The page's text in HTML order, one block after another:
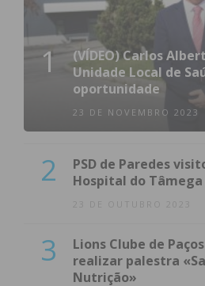
1
(VÍDEO) Carlos
Unidade Local de
oportunidade
23 DE NOVEMBRO 2023
2
PSD de Paredes
Hospital do Tâmega
23 DE OUTUBRO 2023
3
Lions Clube de
realizar palestra
Nutrição»